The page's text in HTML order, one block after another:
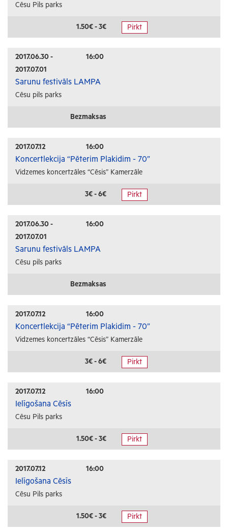
Konferences
Kursi un semināri
Radošās darbnīcas
Lekcijas
Interešu pasākumi
Ģimenēm ar bērniem
Cēsu Pils parks
1.50€ - 3€ Pirkt
2017.06.30 -
2017.07.01
16:00
Sarunu festivāls LAMPA
Cēsu pils parks
Bezmaksas
2017.07.12 16:00
Koncertlekcija “Pēterim Plakidim - 70”
Vidzemes koncertzāles “Cēsis” Kamerzāle
3€ - 6€ Pirkt
2017.06.30 -
2017.07.01
16:00
Sarunu festivāls LAMPA
Cēsu pils parks
Bezmaksas
2017.07.12 16:00
Koncertlekcija “Pēterim Plakidim - 70”
Vidzemes koncertzāles “Cēsis” Kamerzāle
3€ - 6€ Pirkt
2017.07.12 16:00
Ielīgošana Cēsīs
Cēsu Pils parks
1.50€ - 3€ Pirkt
2017.07.12 16:00
Ielīgošana Cēsīs
Cēsu Pils parks
1.50€ - 3€ Pirkt